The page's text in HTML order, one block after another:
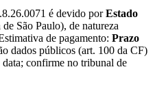
é devido porEstado
São Paulo), de natureza
de pagamento: Prazo
dados públicos (art. 100 da CF)
confirme no tribunal de